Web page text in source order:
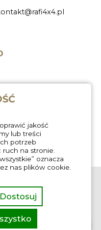
Regulamin
Kontakt
jakość
lub treści
potrzeb
na stronie.
oznacza
nas plików cookie.
Dostosuj